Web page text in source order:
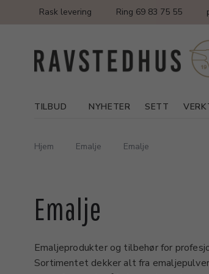
Rask levering Ring 69 83 75 55
TILBUD NYHETER SETT
Hjem Emalje Emalje
Emalje
Emaljeprodukter og tilbehør for
Sortimentet dekker alt fra